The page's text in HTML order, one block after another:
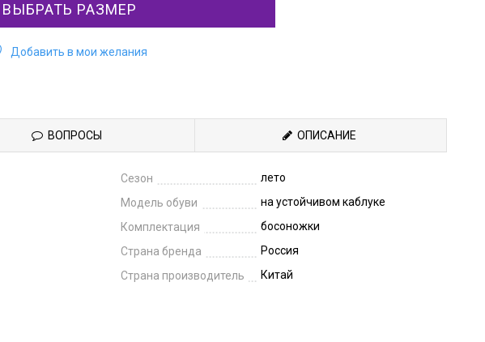
ВЫБРАТЬ РАЗМЕР
Добавить в мои желания
ВОПРОСЫ ОПИСАНИЕ
Сезон
лето
Модель обуви
на устойчивом каблуке
Комплектация
босоножки
Страна бренда
Россия
Страна производитель
Китай